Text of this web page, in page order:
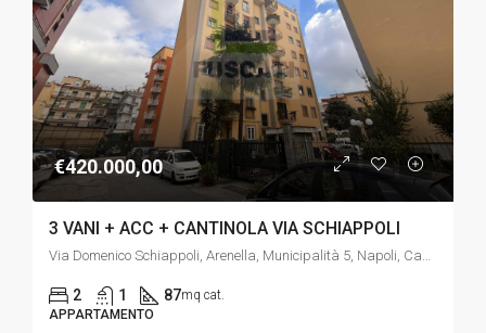
€420.000,00
3 VANI + ACC + CANTINOLA VIA SCHIAPPOLI
Via Domenico Schiappoli, Arenella, Municipalità 5, Napoli, Campania, 80128, Italia
2 1 87mq cat.
APPARTAMENTO